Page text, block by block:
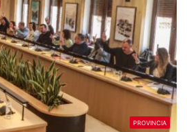
PROVINCIA